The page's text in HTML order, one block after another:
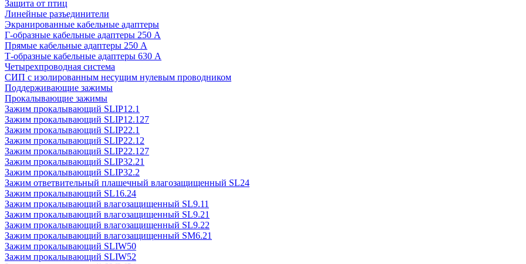
Защита от птиц
Линейные разъединители
Экранированные кабельные адаптеры
Г-образные кабельные адаптеры 250 А
Прямые кабельные адаптеры 250 А
Т-образные кабельные адаптеры 630 А
Четырехпроводная система
СИП с изолированным несущим нулевым проводником
Поддерживающие зажимы
Прокалывающие зажимы
Зажим прокалывающий SLIP12.1
Зажим прокалывающий SLIP12.127
Зажим прокалывающий SLIP22.1
Зажим прокалывающий SLIP22.12
Зажим прокалывающий SLIP22.127
Зажим прокалывающий SLIP32.21
Зажим прокалывающий SLIP32.2
Зажим ответвительный плашечный влагозащищенный SL24
Зажим прокалывающий SL16.24
Зажим прокалывающий влагозащищенный SL9.11
Зажим прокалывающий влагозащищенный SL9.21
Зажим прокалывающий влагозащищенный SL9.22
Зажим прокалывающий влагозащищенный SM6.21
Зажим прокалывающий SLIW50
Зажим прокалывающий SLIW52